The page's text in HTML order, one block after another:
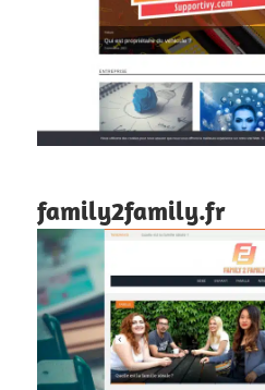
family2family.fr